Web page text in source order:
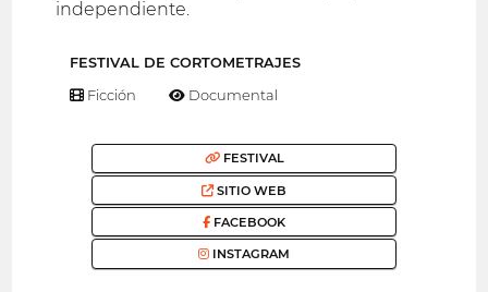
independiente.
FESTIVAL DE CORTOMETRAJES
Ficción Documental
FESTIVAL
SITIO WEB
FACEBOOK
INSTAGRAM